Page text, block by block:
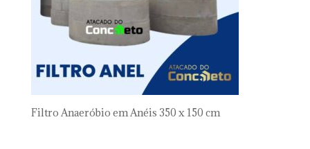
Filtro Anaeróbio em Anéis 350 x 150 cm